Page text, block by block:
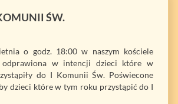
ŚW.
o godz. 18:00 w naszym kościele
odprawiona w intencji dzieci które w
do I Komunii Św. Poświecone
dzieci które w tym roku przystąpić do I